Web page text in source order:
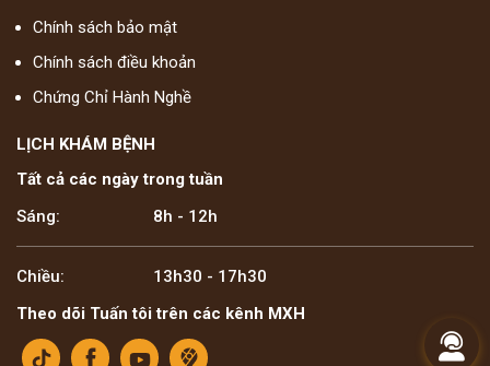
Chính sách bảo mật
Chính sách điều khoản
Chứng Chỉ Hành Nghề
LỊCH KHÁM BỆNH
Tất cả các ngày trong tuần
Sáng:
8h - 12h
Chiều:
13h30 - 17h30
Theo dõi Tuấn tôi trên các kênh MXH